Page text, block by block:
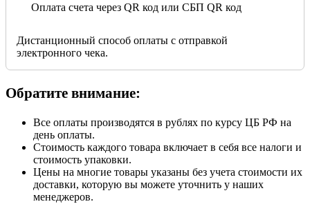
Оплата счета через QR код или СБП QR код
Дистанционный способ оплаты с отправкой
электронного чека.
Обратите внимание:
Все оплаты производятся в рублях по курсу ЦБ РФ на
день оплаты.
Стоимость каждого товара включает в себя все налоги и
стоимость упаковки.
Цены на многие товары указаны без учета стоимости их
доставки, которую вы можете уточнить у наших
менеджеров.